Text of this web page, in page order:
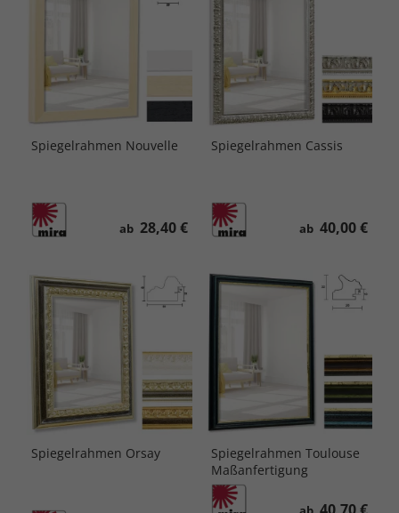
Spiegelrahmen Nouvelle
ab 28,40 €
Spiegelrahmen Cassis
ab 40,00 €
Spiegelrahmen Orsay
Spiegelrahmen Toulouse
Maßanfertigung